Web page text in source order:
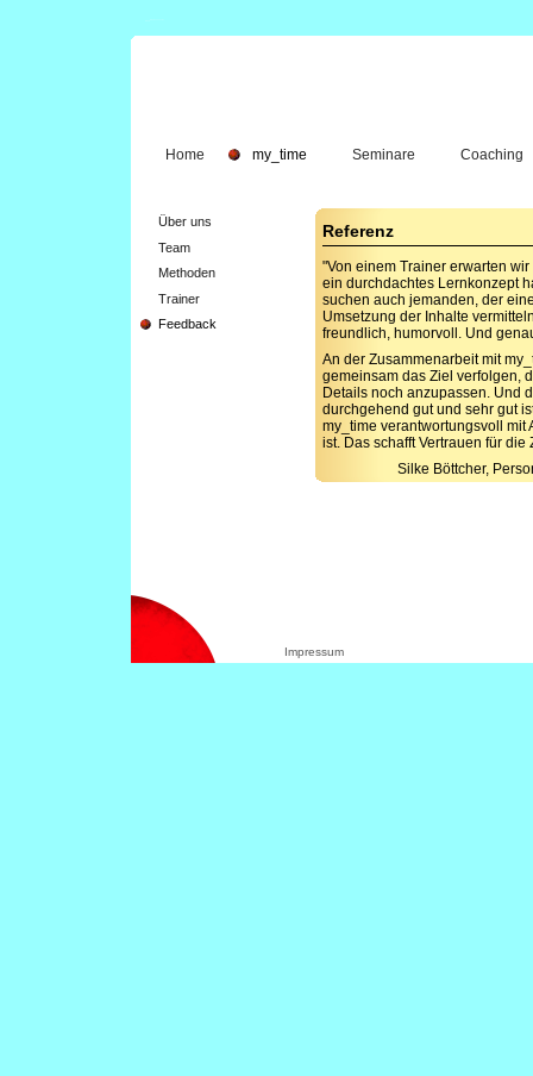
Home my_time Seminare Coaching
Über uns
Team
Methoden
Trainer
Feedback
Referenz
"Von einem Trainer erwarten
ein durchdachtes Lernkonzept
suchen auch jemanden, der
Umsetzung der Inhalte
freundlich, humorvoll. Und
An der Zusammenarbeit mit
gemeinsam das Ziel verfolgen,
Details noch anzupassen. Und
durchgehend gut und sehr gut
my_time verantwortungsvoll
ist. Das schafft Vertrauen für
Silke Böttcher,
Impressum